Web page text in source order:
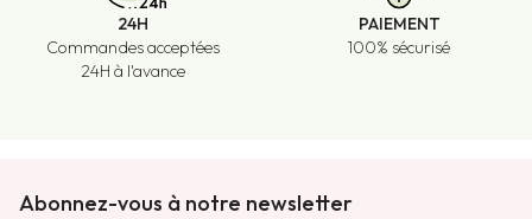
24H
Commandes acceptées
24H à l'avance
PAIEMENT
100% sécurisé
Abonnez-vous à notre newsletter